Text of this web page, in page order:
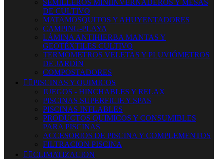
SEMILLEROS MINIINVERNADEROS Y MESAS
DE CULTIVO
MATAMOSQUITOS Y AHUYENTADORES
CAMPING-PLAYA
LÁMINA ANTIHIERBA MANTAS Y
GEOTÉXTILES CULTIVO
TERMOMETROS VELETAS Y PLUVIÓMETROS
DE JARDÍN
COMPOSTADORES
 PISCINAS Y QUIMICOS
JUEGOS - HINCHABLES Y RELAX
PISCINAS SUPERFICIE Y SPAS
PISCINAS INFLABLES
PRODUCTOS QUIMICOS Y CONSUMIBLES
PARA PISCINAS
ACCESORIOS DE PISCINA Y COMPLEMENTOS
FILTRACION PISCINA
 CLIMATIZACION